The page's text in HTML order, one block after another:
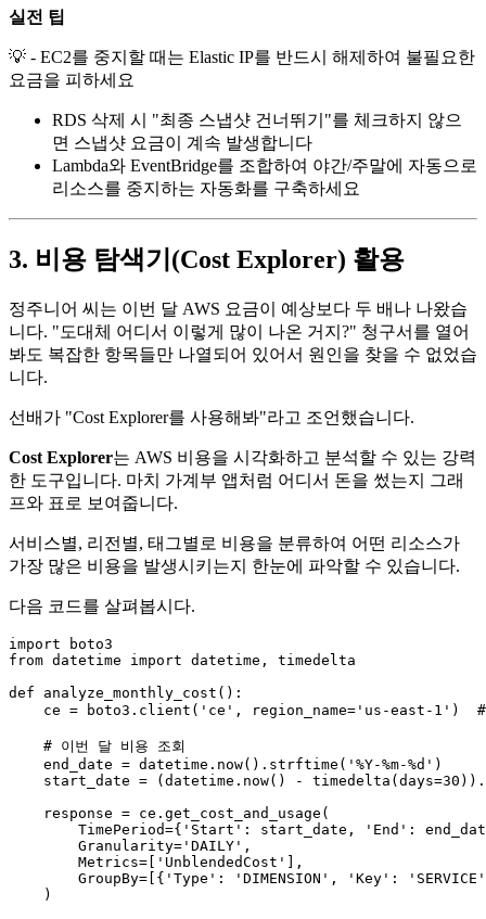
실전 팁
💡 - EC2를 중지할 때는 Elastic IP를 반드시 해제하여 불필요한
요금을 피하세요
RDS 삭제 시 "최종 스냅샷 건너뛰기"를 체크하지 않으
면 스냅샷 요금이 계속 발생합니다
Lambda와 EventBridge를 조합하여 야간/주말에 자동으로
리소스를 중지하는 자동화를 구축하세요
3. 비용 탐색기(Cost Explorer) 활용
정주니어 씨는 이번 달 AWS 요금이 예상보다 두 배나 나왔습
니다. "도대체 어디서 이렇게 많이 나온 거지?" 청구서를 열어
봐도 복잡한 항목들만 나열되어 있어서 원인을 찾을 수 없었습
니다.
선배가 "Cost Explorer를 사용해봐"라고 조언했습니다.
Cost Explorer는 AWS 비용을 시각화하고 분석할 수 있는 강력
한 도구입니다. 마치 가계부 앱처럼 어디서 돈을 썼는지 그래
프와 표로 보여줍니다.
서비스별, 리전별, 태그별로 비용을 분류하여 어떤 리소스가
가장 많은 비용을 발생시키는지 한눈에 파악할 수 있습니다.
다음 코드를 살펴봅시다.
import
from datetime import datetime, timedelta
def
analyze_monthly_cost ():
    ce = boto3.client(
'ce' , region_name= 'us-east-1' )
# 이번 달 비용 조회
    end_date = datetime.now().strftime(
'%Y-%m-%d' )
    start_date = (datetime.now() - timedelta(days=
30
    response = ce.get_cost_and_usage(
        TimePeriod={
'Start' : start_date, 'End' :
        Granularity=
'DAILY' ,
        Metrics=[
'UnblendedCost'
],
        GroupBy=[{
'Type' : 'DIMENSION' , 'Key' :
'SERVICE'
    )